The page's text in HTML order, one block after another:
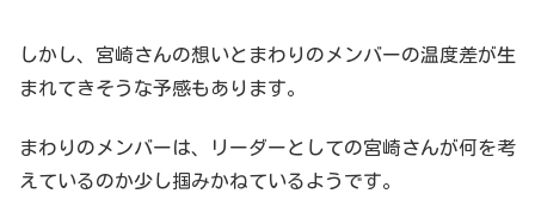
しかし、宮崎さんの想いとまわりのメンバーの温度差が生
まれてきそうな予感もあります。
まわりのメンバーは、リーダーとしての宮崎さんが何を考
えているのか少し掴みかねているようです。